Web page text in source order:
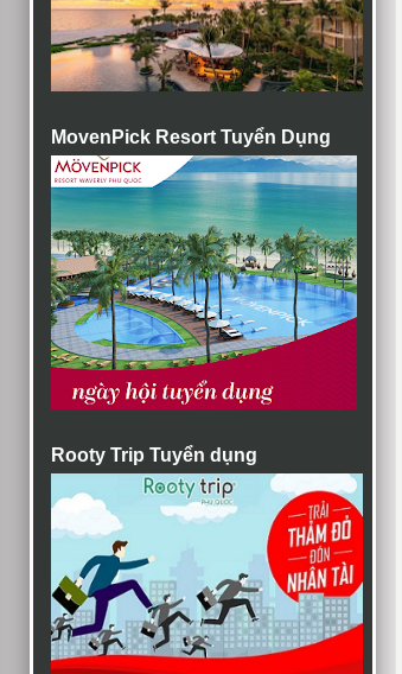
MovenPick Resort Tuyển Dụng
Rooty Trip Tuyển dụng